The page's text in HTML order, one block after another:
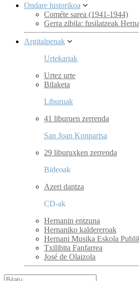
Ondare historikoa
Cométe sarea (1941-1944)
Gerra zibila: fusilatzeak
Argitalpenak
Urtekariak
Urtez urte
Bilaketa
Liburuak
41 liburuen zerrenda
San Joan Konpartsa
29 liburuxken zerrenda
Bideoak
Azeri dantza
CD-ak
Hernanin entzuna
Hernaniko kaldereroak
Hernani Musika Eskola
Txilibita Fanfarrea
José de Olaizola